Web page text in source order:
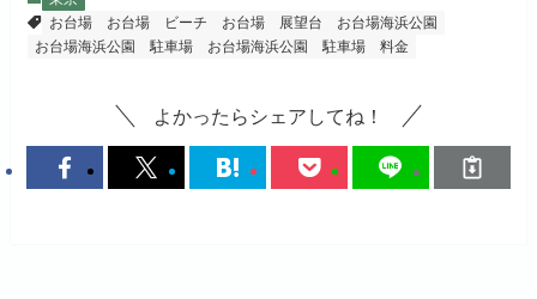
お台場
お台場 ビーチ お台場 展望台
お台場海浜公園
お台場海浜公園 駐車場
お台場海浜公園 駐車場 料金
よかったらシェアしてね！